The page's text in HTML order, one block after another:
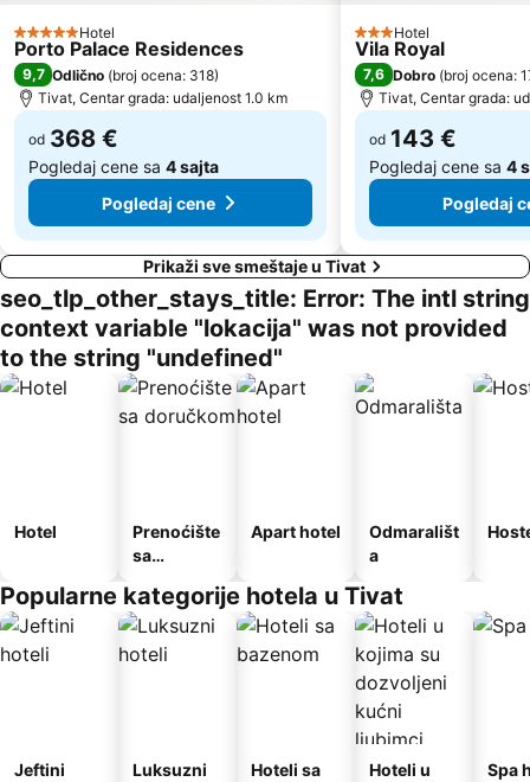
Kalardovo
Almara Beach
Aerodrom Podgorica
Ostrvo Sveti Marko
Jezero Krupac
5 Zvezdice
Hotel
Porto Palace Residences
9,7 Odlično (broj ocena: 318)
Tivat, Centar grada: udaljenost 1.0 km
od 368 €
Pogledaj cene sa 4 sajta
Pogledaj cene
3 Zvezdice
Hotel
Vila Royal
7,6 Dobro (broj ocena:
Tivat, Centar grada:
od 143 €
Pogledaj cene sa 4
Pogledaj
Prikaži sve smeštaje u Tivat
seo_tlp_other_stays_title: Error: The intl string
context variable "lokacija" was not provided
to the string "undefined"
Hotel
Prenoćište
sa
Apart hotel
Odmarališt
a
Popularne kategorije hotela u Tivat
Jeftini
Luksuzni
Hoteli sa
Hoteli u
Spa